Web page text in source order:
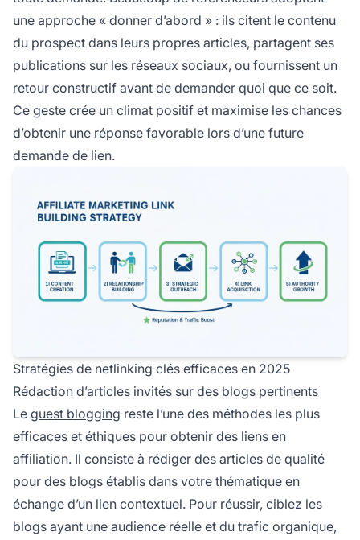
une approche « donner d’abord » : ils citent le contenu
du prospect dans leurs propres articles, partagent ses
publications sur les réseaux sociaux, ou fournissent un
retour constructif avant de demander quoi que ce soit.
Ce geste crée un climat positif et maximise les chances
d’obtenir une réponse favorable lors d’une future
demande de lien.
Stratégies de netlinking clés efficaces en 2025
Rédaction d’articles invités sur des blogs pertinents
Le guest blogging reste l’une des méthodes les plus
efficaces et éthiques pour obtenir des liens en
affiliation. Il consiste à rédiger des articles de qualité
pour des blogs établis dans votre thématique en
échange d’un lien contextuel. Pour réussir, ciblez les
blogs ayant une audience réelle et du trafic organique,